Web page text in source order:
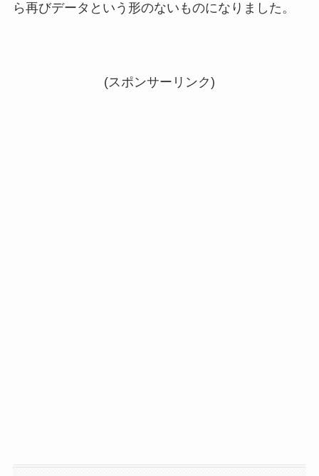
ら再びデータという形のないものになりました。
(スポンサーリンク)